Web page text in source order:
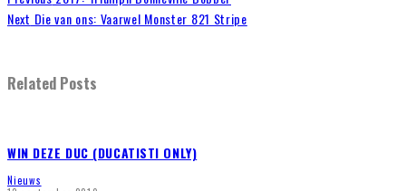
Next Die van ons: Vaarwel Monster 821 Stripe
Related Posts
WIN DEZE DUC (DUCATISTI ONLY)
Nieuws